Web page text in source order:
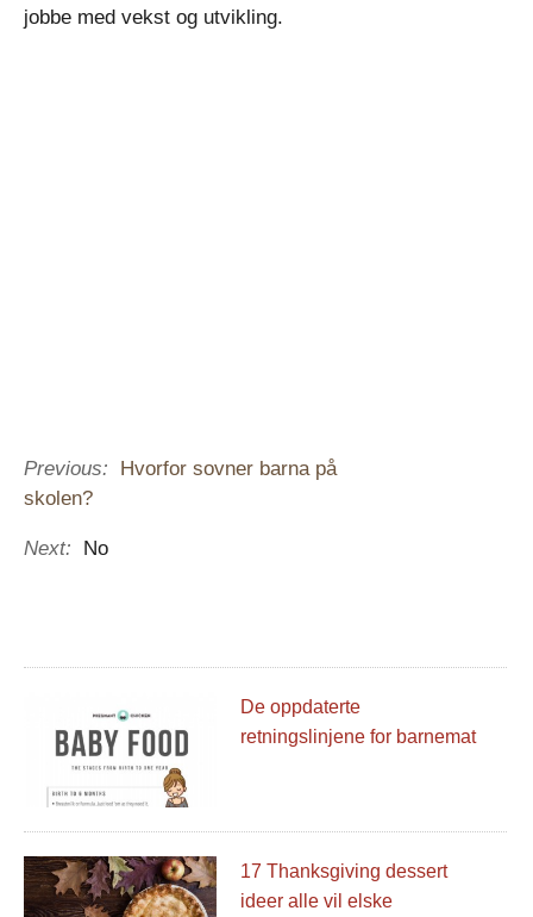
jobbe med vekst og utvikling.
Previous:
Hvorfor sovner barna på
skolen?
Next: No
De oppdaterte
retningslinjene for barnemat
17 Thanksgiving dessert
ideer alle vil elske